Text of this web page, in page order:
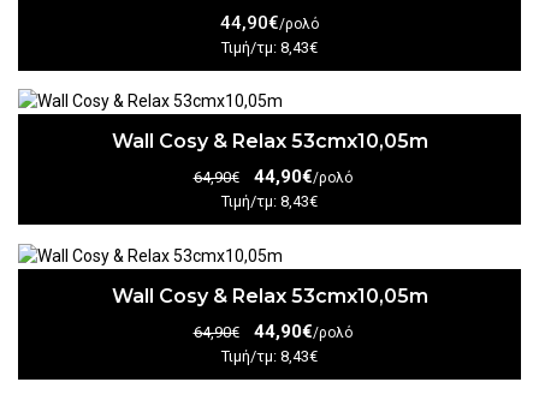
44,90€/ρολό
Τιμή/τμ: 8,43€
Wall Cosy & Relax 53cmx10,05m
64,90€ 44,90€/ρολό
Τιμή/τμ: 8,43€
Wall Cosy & Relax 53cmx10,05m
64,90€ 44,90€/ρολό
Τιμή/τμ: 8,43€